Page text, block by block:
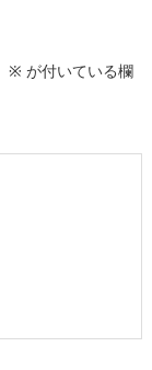
※ が付いている欄